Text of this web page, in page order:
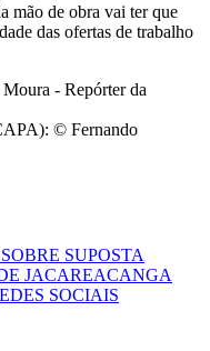
mão de obra vai ter que
das ofertas de trabalho
- Repórter da
© Fernando